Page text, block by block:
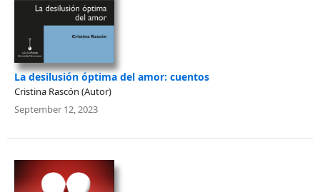
La desilusión óptima del amor: cuentos
Cristina Rascón (Autor)
September 12, 2023